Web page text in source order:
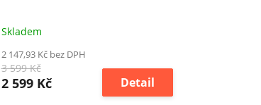
Skladem
2 147,93 Kč bez DPH
3 599 Kč
2 599 Kč Detail